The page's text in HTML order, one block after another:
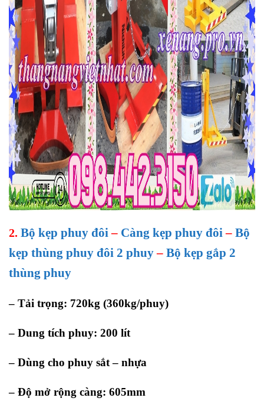
2. Bộ kẹp phuy đôi – Càng kẹp phuy đôi – Bộ
kẹp thùng phuy đôi 2 phuy – Bộ kẹp gắp 2
thùng phuy
– Tải trọng: 720kg (360kg/phuy)
– Dung tích phuy: 200 lít
– Dùng cho phuy sắt – nhựa
– Độ mở rộng càng: 605mm